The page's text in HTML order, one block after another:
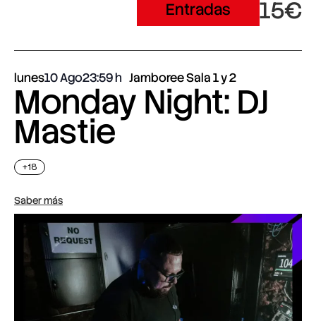
Entradas 15€
lunes10 Ago23:59 Jamboree Sala 1 y 2
Monday Night: DJ
Mastie
+18
Saber más